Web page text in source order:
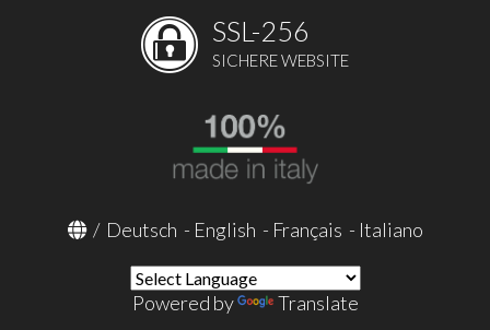
SSL-256
SICHERE WEBSITE
/ Deutsch - English - Français - Italiano
Powered by Translate